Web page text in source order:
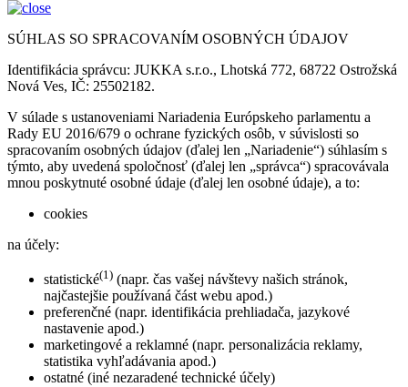
SÚHLAS SO SPRACOVANÍM OSOBNÝCH ÚDAJOV
Identifikácia správcu: JUKKA s.r.o., Lhotská 772, 68722 Ostrožská
Nová Ves, IČ: 25502182.
V súlade s ustanoveniami Nariadenia Európskeho parlamentu a
Rady EU 2016/679 o ochrane fyzických osôb, v súvislosti so
spracovaním osobných údajov (ďalej len „Nariadenie“) súhlasím s
týmto, aby uvedená spoločnosť (ďalej len „správca“) spracovávala
mnou poskytnuté osobné údaje (ďalej len osobné údaje), a to:
cookies
na účely:
statistické(1) (napr. čas vašej návštevy našich stránok,
najčastejšie používaná část webu apod.)
preferenčné (napr. identifikácia prehliadača, jazykové
nastavenie apod.)
marketingové a reklamné (napr. personalizácia reklamy,
statistika vyhľadávania apod.)
ostatné (iné nezaradené technické účely)